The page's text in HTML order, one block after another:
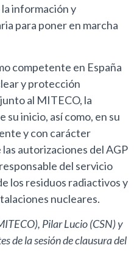
información y
para poner en marcha
competente en España
y protección
al MITECO, la
inicio, así como, en su
y con carácter
autorizaciones del AGP
del servicio
los residuos radiactivos y
nucleares.
Pilar Lucio (CSN) y
de la sesión de clausura del